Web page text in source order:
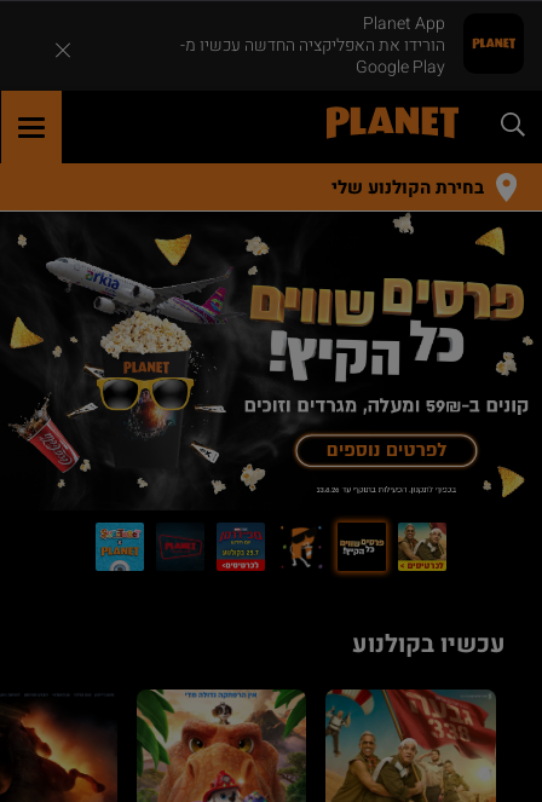
בחירת הקולנוע שלי
עכשיו בקולנוע
Planet App
הורידו את האפליקציה החדשה עכשיו מ-
Google Play